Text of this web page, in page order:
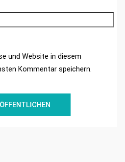
und Website in diesem
Kommentar speichern.